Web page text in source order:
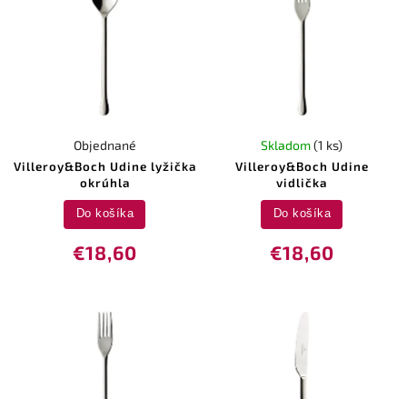
Villeroy&Boch Udine lyžička
okrúhla
Objednané
€18,60
Do košíka
Villeroy&Boch Udine
vidlička
Skladom(1 ks)
€18,60
Do košíka